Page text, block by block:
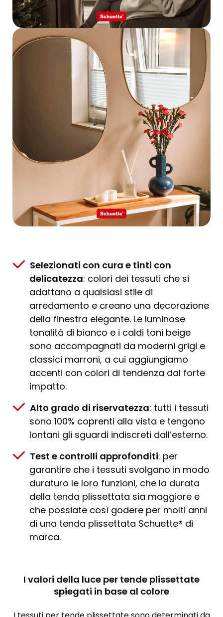
Selezionati con cura e tinti con
delicatezza: colori dei tessuti che si
adattano a qualsiasi stile di
arredamento e creano una decorazione
della finestra elegante. Le luminose
tonalità di bianco e i caldi toni beige
sono accompagnati da moderni grigi e
classici marroni, a cui aggiungiamo
accenti con colori di tendenza dal forte
impatto.
Alto grado di riservatezza: tutti i tessuti
sono 100% coprenti alla vista e tengono
lontani gli sguardi indiscreti dall’esterno.
Test e controlli approfonditi: per
garantire che i tessuti svolgano in modo
duraturo le loro funzioni, che la durata
della tenda plissettata sia maggiore e
che possiate così godere per molti anni
di una tenda plissettata Schuette® di
marca.
I valori della luce per tende plissettate
spiegati in base al colore